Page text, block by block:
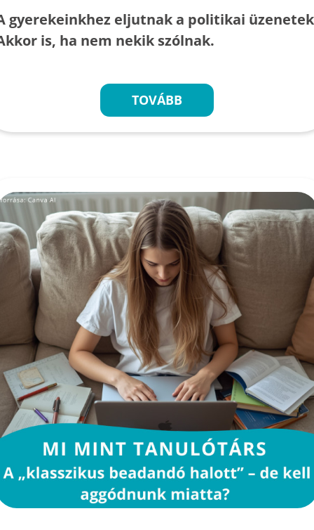
gyerekeinkhez eljutnak a politikai
is, ha nem nekik szólnak.
TOVÁBB